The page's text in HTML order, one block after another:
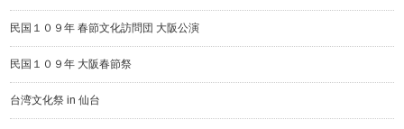
民国１０９年 春節文化訪問団 大阪公演
民国１０９年 大阪春節祭
台湾文化祭 in 仙台